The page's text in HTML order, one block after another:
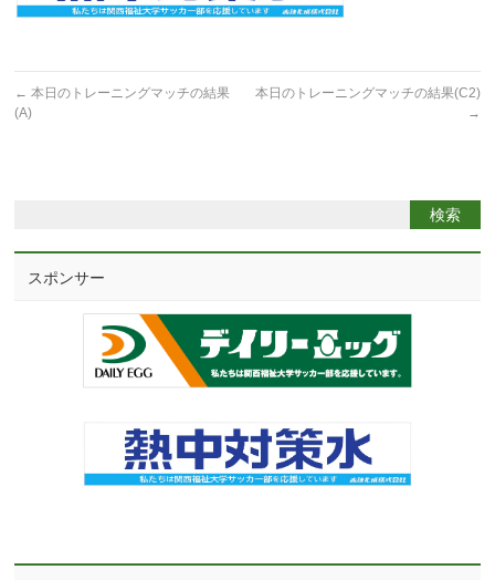
← 本日のトレーニングマッチの結果
(A)
本日のトレーニングマッチの結果(C2)
→
スポンサー